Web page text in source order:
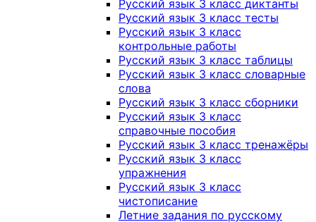
Русский язык 3 класс диктанты
Русский язык 3 класс тесты
Русский язык 3 класс
контрольные работы
Русский язык 3 класс таблицы
Русский язык 3 класс словарные
слова
Русский язык 3 класс сборники
Русский язык 3 класс
справочные пособия
Русский язык 3 класс тренажёры
Русский язык 3 класс
упражнения
Русский язык 3 класс
чистописание
Летние задания по русскому